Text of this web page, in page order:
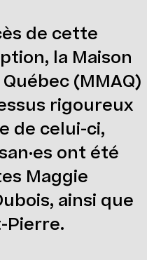
de cette
la Maison
(MMAQ)
rigoureux
de celui-ci,
ont été
Maggie
ainsi que
Pierre.